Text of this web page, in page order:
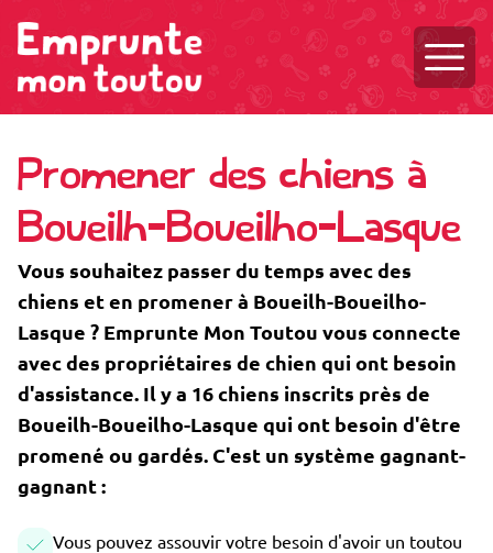
Promener des chiens à
Boueilh-Boueilho-Lasque
Vous souhaitez passer du temps avec des
chiens et en promener à Boueilh-Boueilho-
Lasque ? Emprunte Mon Toutou vous connecte
avec des propriétaires de chien qui ont besoin
d'assistance. Il y a 16 chiens inscrits près de
Boueilh-Boueilho-Lasque qui ont besoin d'être
promené ou gardés. C'est un système gagnant-
gagnant :
Vous pouvez assouvir votre besoin d'avoir un toutou